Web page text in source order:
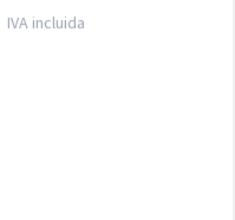
IVA incluida